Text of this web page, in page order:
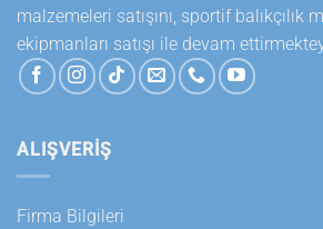
malzemeleri satışını, sportif balıkçılık
ekipmanları satışı ile devam
ALIŞVERİŞ
Firma Bilgileri